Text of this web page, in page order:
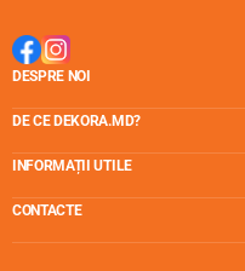
DESPRE NOI
DE CE DEKORA.MD?
INFORMAȚII UTILE
CONTACTE